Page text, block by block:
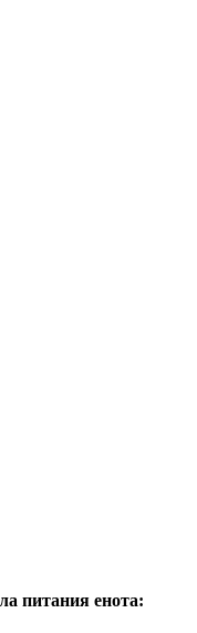
питания енота: